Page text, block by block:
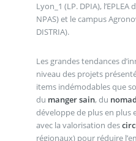
Lyon_1 (LP. DPIA),
NPAS) et le campus
DISTRIA).
Les grandes tendances
niveau des projets
items indémodables que
du manger sain, du
développe de plus en plus
avec la valorisation des
régionaux) pour réduire